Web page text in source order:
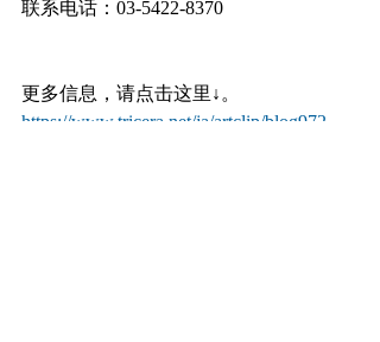
联系电话：03-5422-8370
更多信息，请点击这里↓。
https://www.tricera.net/ja/artclip/blog972